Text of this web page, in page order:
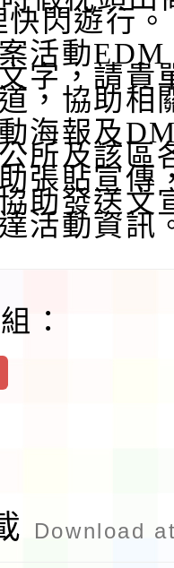
快閃遊行。
活動
字，請貴
，協助相
海報及
所及該區
張貼宣傳
助發送文
活動資訊
：
Download